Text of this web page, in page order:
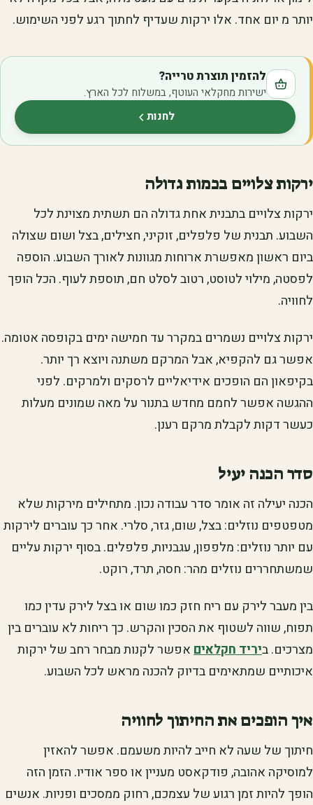
יותר מ יום אחד. אלו ירקות שעדיף לחתוך רגע לפני השימוש.
להזמין תוצרת טרייה?
ישירות מחקלאי העוטף, במשלוח לכל הארץ.
לחנות(נפתח בלשונית חדשה)
ירקות צלויים בכמות גדולה
ירקות צלויים בתבנית אחת גדולה הם תשתית מצוינת לכל
השבוע. תבנית של פלפלים, זוקיני, חצילים, בצל ושום שצולה
ביום ראשון מאפשרת ארוחות מגוונות לאורך השבוע. הוספה
לפסטה, מילוי לטוסט, רטוב לסלט חם, תוספת לעוף. הכל הופך
לחוויה.
ירקות צלויים נשמרים במקרר עד חמישה ימים בקופסה אטומה.
אפשר גם להקפיא, אבל המרקם משתנה ויוצא רך יותר.
בקיפאון הם הופכים אידיאליים לרסקים ולמרקים. לפני
ההגשה אפשר לחמם מחדש בתנור על מאה שמונים מעלות
כעשר דקות לקבלת מרקם רענן.
סדר הכנה יעיל
הכנה יעילה זה אומר סדר עבודה נכון. מתחילים מירקות שלא
מטפטפים נוזלים: בצל, שום, גזר, סלרי. אחר כך עוברים לירקות
עם יותר נוזלים: מלפפון, עגבניות, פלפלים. בסוף ירקות עליים
שמשתחררים נוזלים מהר: חסה, תרד, רוקט.
בין מעבר לירק עם ריח חזק כמו שום או בצל לירק עדין כמו
תפוח, שווה לשטוף את הסכין והקרש. כך ריחות לא עוברים בין
מצרכים. ביריד חקלאיםאפשר לקנות מבחר רחב של ירקות
איכותיים שמתאימים בדיוק להכנה מראש לכל השבוע.
איך הופכים את החיתוך לחוויה
חיתוך של שעה לא חייב להיות משעמם. אפשר להאזין
למוסיקה אהובה, פודקאסט מעניין או ספר אודיו. הזמן הזה
הופך להיות זמן רגוע של עצמכם, רחוק ממסכים ופניות. אנשים